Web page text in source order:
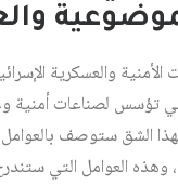
والعسكرية
تؤسس لصناعات أمنية
الشق ستوصف
وهذه العوامل التي